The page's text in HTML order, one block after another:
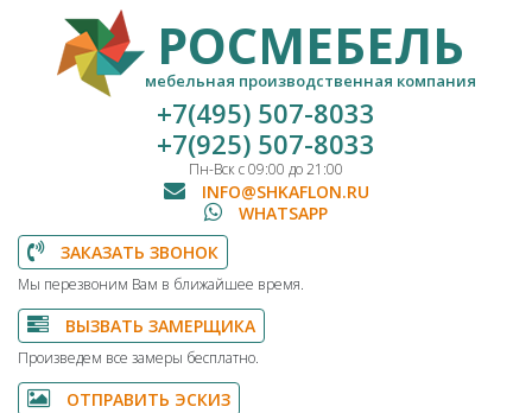
РОСМЕБЕЛЬ
мебельная производственная компания
+7(495) 507-8033
+7(925) 507-8033
Пн-Вск с 09:00 до 21:00
INFO@SHKAFLON.RU
WHATSAPP
ЗАКАЗАТЬ ЗВОНОК
Мы перезвоним Вам в ближайшее время.
ВЫЗВАТЬ ЗАМЕРЩИКА
Произведем все замеры бесплатно.
ОТПРАВИТЬ ЭСКИЗ